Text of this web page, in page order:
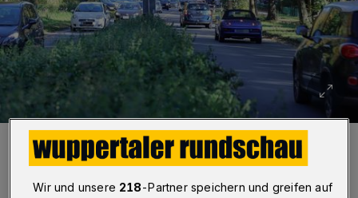
Die L419 an der Ronsdorfer Parkstraße.
Foto: Christoph Petersen
Wir und unsere 218-Partner speichern und greifen auf